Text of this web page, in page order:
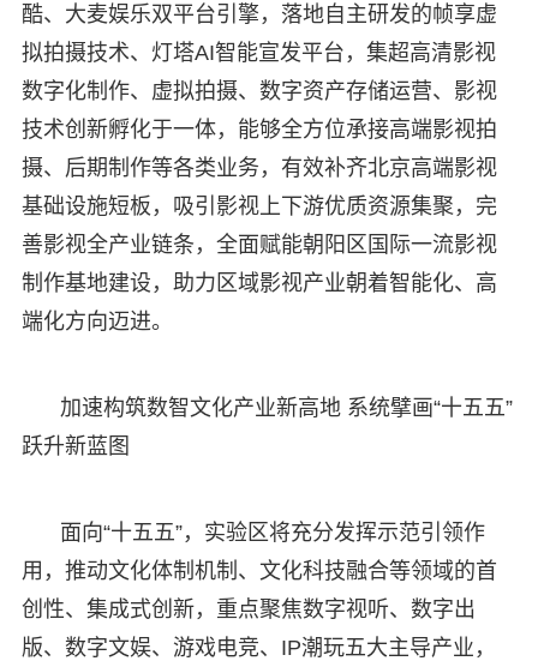
酷、大麦娱乐双平台引擎，落地自主研发的帧享虚
拟拍摄技术、灯塔AI智能宣发平台，集超高清影视
数字化制作、虚拟拍摄、数字资产存储运营、影视
技术创新孵化于一体，能够全方位承接高端影视拍
摄、后期制作等各类业务，有效补齐北京高端影视
基础设施短板，吸引影视上下游优质资源集聚，完
善影视全产业链条，全面赋能朝阳区国际一流影视
制作基地建设，助力区域影视产业朝着智能化、高
端化方向迈进。
加速构筑数智文化产业新高地 系统擘画“十五五”
跃升新蓝图
面向“十五五”，实验区将充分发挥示范引领作
用，推动文化体制机制、文化科技融合等领域的首
创性、集成式创新，重点聚焦数字视听、数字出
版、数字文娱、游戏电竞、IP潮玩五大主导产业，